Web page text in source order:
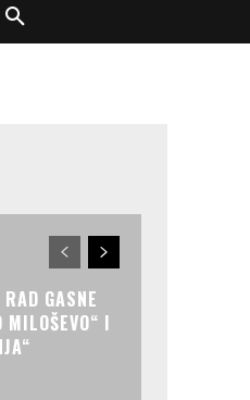
GASNE
MILOŠEVO“ I